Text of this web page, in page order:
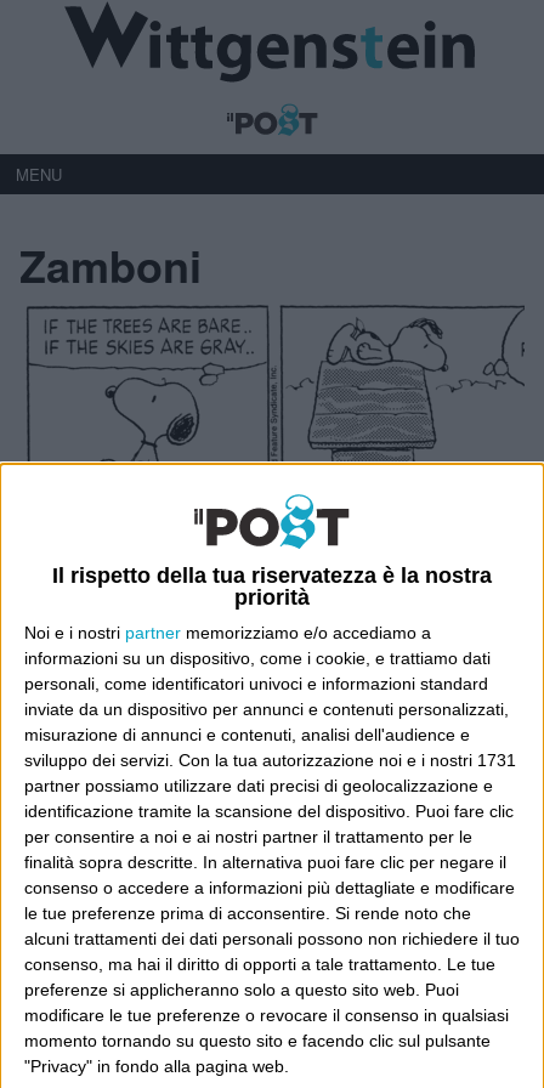
Il rispetto della tua riservatezza è la nostra
priorità
Noi e i nostri partner memorizziamo e/o accediamo a
informazioni su un dispositivo, come i cookie, e trattiamo dati
personali, come identificatori univoci e informazioni standard
inviate da un dispositivo per annunci e contenuti personalizzati,
misurazione di annunci e contenuti, analisi dell'audience e
sviluppo dei servizi. Con la tua autorizzazione noi e i nostri 1731
partner possiamo utilizzare dati precisi di geolocalizzazione e
identificazione tramite la scansione del dispositivo. Puoi fare clic
per consentire a noi e ai nostri partner il trattamento per le
finalità sopra descritte. In alternativa puoi fare clic per negare il
consenso o accedere a informazioni più dettagliate e modificare
le tue preferenze prima di acconsentire. Si rende noto che
alcuni trattamenti dei dati personali possono non richiedere il tuo
consenso, ma hai il diritto di opporti a tale trattamento. Le tue
preferenze si applicheranno solo a questo sito web. Puoi
modificare le tue preferenze o revocare il consenso in qualsiasi
momento tornando su questo sito e facendo clic sul pulsante
"Privacy" in fondo alla pagina web.
MENU
Zamboni
La sinistra de coccio
Don’t feed the trolls
A chi pensi, quando senti dire “patrimoniale”?
Con due pistole caricate a salve e un canestro di parole
Cinquantaquattro contro quarantasei
Info
AI che scrive di Taylor Swift come se fossi io
Filologia di Wittgenstein
Cookie